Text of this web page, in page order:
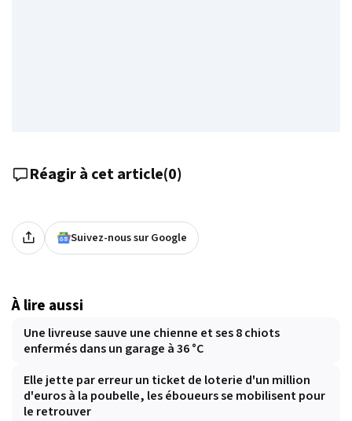
Réagir à cet article(0)
Suivez-nous sur Google
À lire aussi
Une livreuse sauve une chienne et ses 8 chiots
enfermés dans un garage à 36 °C
Elle jette par erreur un ticket de loterie d'un million
d'euros à la poubelle, les éboueurs se mobilisent pour
le retrouver